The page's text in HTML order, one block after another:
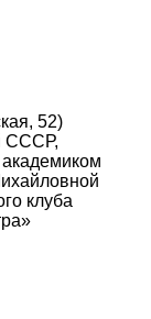
52)
СССР,
клуба